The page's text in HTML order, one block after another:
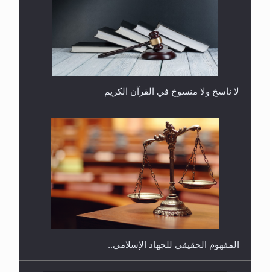
هل يُحسب حول الزكاة وفق السنة الميلادية أو الهجرية؟
هل يجوز فتح مشروع كوافير نسائي للمحجبات وغير
المحجبات؟
لا ناسخ ولا منسوخ في القرآن الكريم
المفهوم الحقيقي للجهاد الإسلامي..